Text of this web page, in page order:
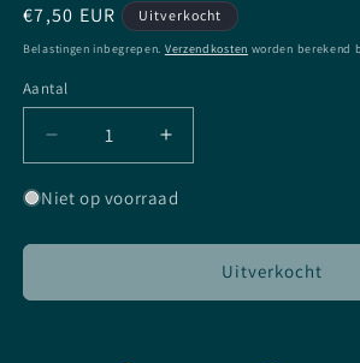
Normale
prijs
€7,50 EUR Uitverkocht
Belastingen inbegrepen. Verzendkosten worden berekend
Aantal
Aantal
Aantal
verlagen
voor
-
Cast
Aantal
verhogen
voor
-
Cast
Niet op voorraad
Uitverkocht